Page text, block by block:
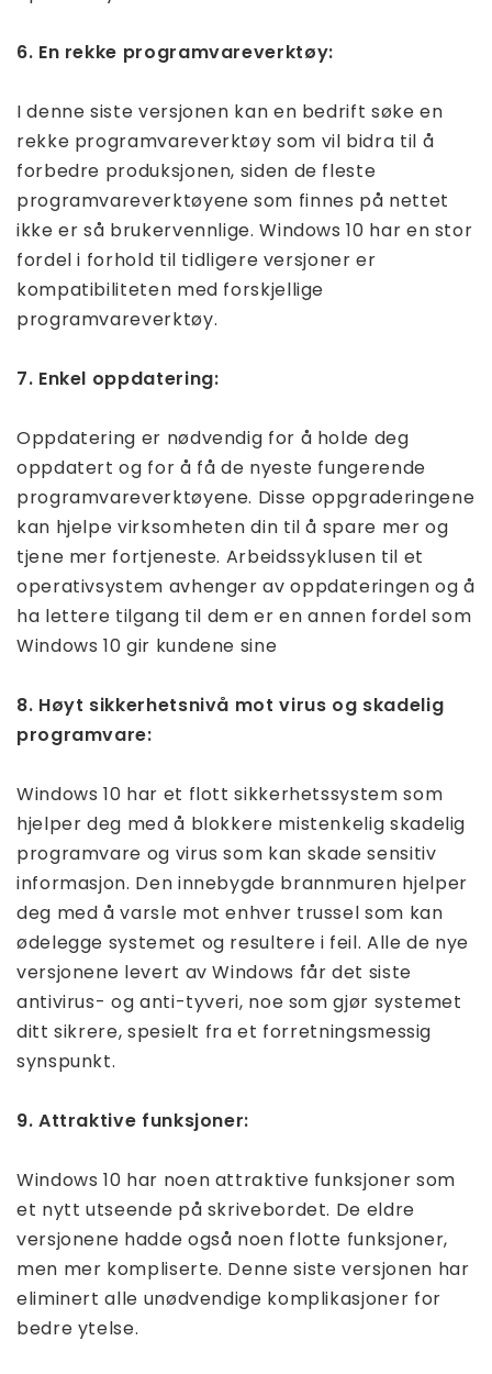
6. En rekke programvareverktøy:
I denne siste versjonen kan en bedrift søke en
rekke programvareverktøy som vil bidra til å
forbedre produksjonen, siden de fleste
programvareverktøyene som finnes på nettet
ikke er så brukervennlige. Windows 10 har en stor
fordel i forhold til tidligere versjoner er
kompatibiliteten med forskjellige
programvareverktøy.
7. Enkel oppdatering:
Oppdatering er nødvendig for å holde deg
oppdatert og for å få de nyeste fungerende
programvareverktøyene. Disse oppgraderingene
kan hjelpe virksomheten din til å spare mer og
tjene mer fortjeneste. Arbeidssyklusen til et
operativsystem avhenger av oppdateringen og å
ha lettere tilgang til dem er en annen fordel som
Windows 10 gir kundene sine
8. Høyt sikkerhetsnivå mot virus og skadelig
programvare:
Windows 10 har et flott sikkerhetssystem som
hjelper deg med å blokkere mistenkelig skadelig
programvare og virus som kan skade sensitiv
informasjon. Den innebygde brannmuren hjelper
deg med å varsle mot enhver trussel som kan
ødelegge systemet og resultere i feil. Alle de nye
versjonene levert av Windows får det siste
antivirus- og anti-tyveri, noe som gjør systemet
ditt sikrere, spesielt fra et forretningsmessig
synspunkt.
9. Attraktive funksjoner:
Windows 10 har noen attraktive funksjoner som
et nytt utseende på skrivebordet. De eldre
versjonene hadde også noen flotte funksjoner,
men mer kompliserte. Denne siste versjonen har
eliminert alle unødvendige komplikasjoner for
bedre ytelse.